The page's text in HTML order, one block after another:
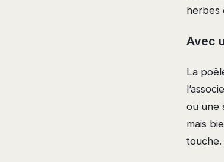
herbes
Avec
La
ou une
mais
touche.